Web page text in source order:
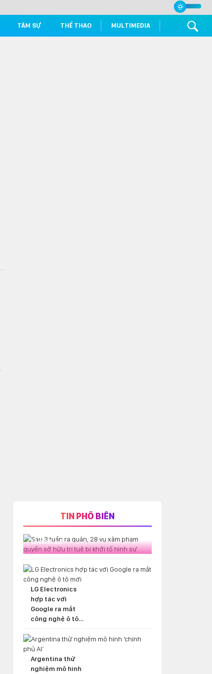
TÂM SỰ THỂ THAO MULTIMEDIA
TIN PHỔ BIẾN
Sau 3 tuần ra quân, 28 vụ xâm
tố hình sự
LG Electronics
hợp tác với
Google ra mắt
công nghệ ô tô
mới
Argentina thử
nghiệm mô hình